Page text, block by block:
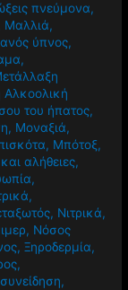
πνεύμονα,
Μαλλιά,
ύπνος,
,
του ήπατος,
, Μοναξιά,
, Μπότοξ,
αλήθειες,
,
,
, Νιτρικά,
, Νόσος
,Ξηροδερμία,
,
,